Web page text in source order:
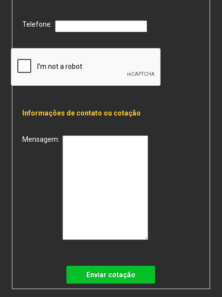
Telefone:
Informações de contato ou cotação
Mensagem:
Enviar cotação